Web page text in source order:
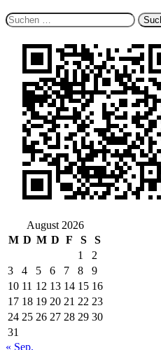
Suchen
nach:
August 2026
M D M D F S
S
1
2
3
4 5 6 7 8
9
10 11 12 13 14 15 16
17 18 19 20 21 22 23
24 25 26 27 28 29 30
31
« Sep.